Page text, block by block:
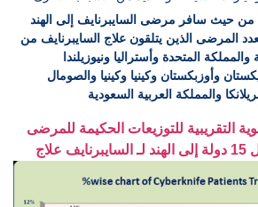
بأفضل 15 دولة من حيث سافر مرضى السايبرنايف إلى الهند
المرضى الذين يتلقون علاج السايبرنايف من
والمملكة المتحدة وأستراليا ونيوزيلندا
وأوزبكستان وكينيا وكينيا والصومال
التقريبية للتوزيعات الحكيمة للمرضى